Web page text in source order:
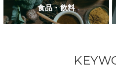
食品・飲料